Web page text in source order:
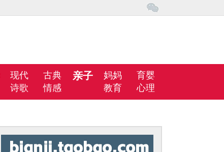
现代
古典
诗歌
情感
亲子 妈妈
育婴
教育
心理